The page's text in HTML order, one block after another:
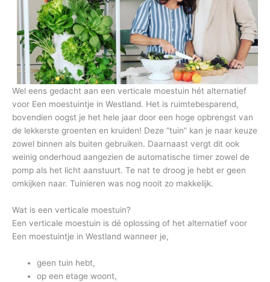
Wel eens gedacht aan een verticale moestuin hét alternatief
voor Een moestuintje in Westland. Het is ruimtebesparend,
bovendien oogst je het hele jaar door een hoge opbrengst van
de lekkerste groenten en kruiden! Deze “tuin” kan je naar keuze
zowel binnen als buiten gebruiken. Daarnaast vergt dit ook
weinig onderhoud aangezien de automatische timer zowel de
pomp als het licht aanstuurt. Te nat te droog je hebt er geen
omkijken naar. Tuinieren was nog nooit zo makkelijk.
Wat is een verticale moestuin?
Een verticale moestuin is dé oplossing of het alternatief voor
Een moestuintje in Westland wanneer je,
geen tuin hebt,
op een etage woont,